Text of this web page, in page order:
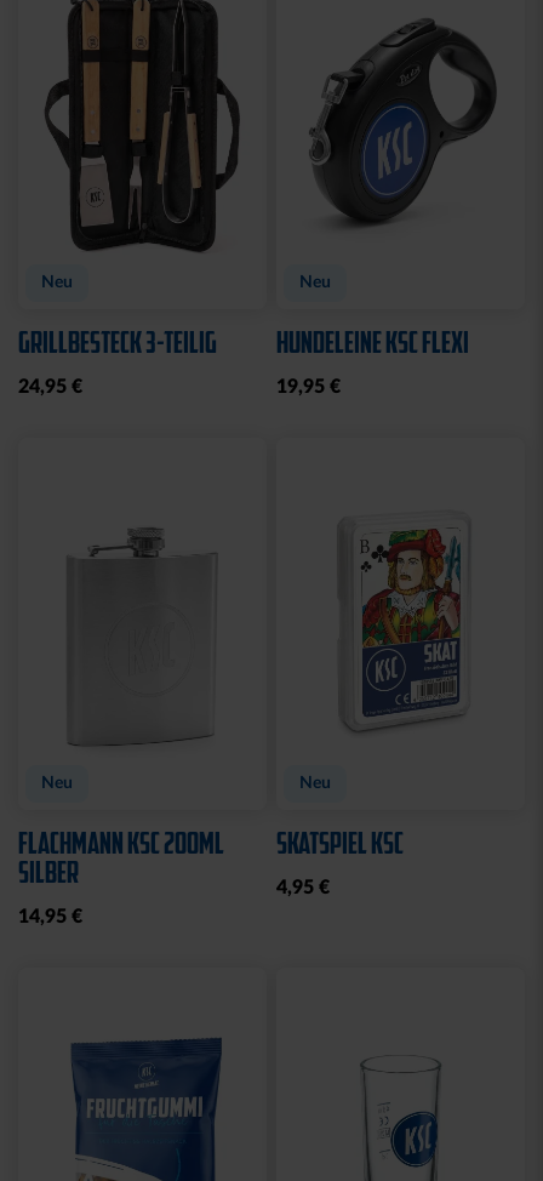
Neu
GRILLBESTECK 3-TEILIG
24,95 €
Neu
HUNDELEINE KSC FLEXI
19,95 €
Neu
FLACHMANN KSC 200ML
SILBER
14,95 €
Neu
SKATSPIEL KSC
4,95 €